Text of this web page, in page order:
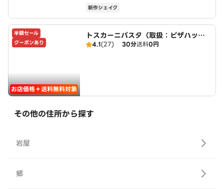
新作シェイク
半額セール
クーポンあり
お店価格＋送料無料対象
トスカーニパスタ（取扱：ピザハット
甚目寺店）
4.1(27) 30分送料0円
その他の住所から探す
岩屋
郷